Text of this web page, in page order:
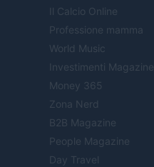
Il Calcio Online
Professione mamma
World Music
Investimenti Magazine
Money 365
Zona Nerd
B2B Magazine
People Magazine
Day Travel